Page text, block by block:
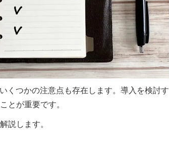
くつかの注意点も存在します。導入を検討す
とが重要です。
説します。